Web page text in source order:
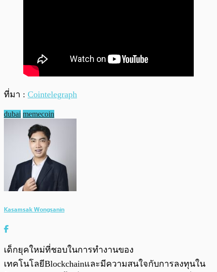
ที่มา : Cointelegraph
dubai memecoin
Kasamsak Wongsanin
เด็กยุคใหม่ที่ชอบในการทำงานของ
เทคโนโลยีBlockchainและมีความสนใจกับการลงทุนใน